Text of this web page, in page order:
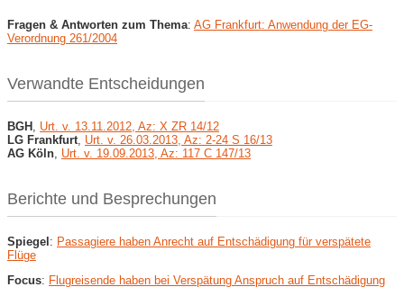
Fragen & Antworten zum Thema: AG Frankfurt: Anwendung der EG-
Verordnung 261/2004
Verwandte Entscheidungen
BGH Urt. v. 13.11.2012, Az: X ZR 14/12
LG Frankfurt Urt. v. 26.03.2013, Az: 2-24 S 16/13
AG Köln Urt. v. 19.09.2013, Az: 117 C 147/13
Berichte und Besprechungen
Spiegel: Passagiere haben Anrecht auf Entschädigung für verspätete
Flüge
Focus: Flugreisende haben bei Verspätung Anspruch auf Entschädigung